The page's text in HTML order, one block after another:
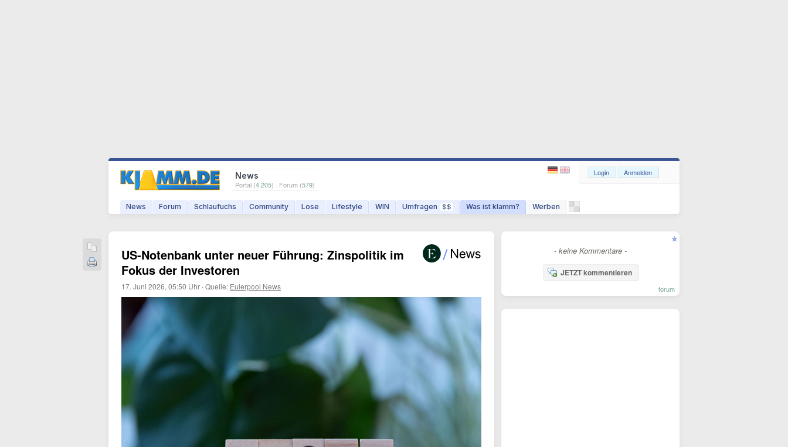
News
Portal (4.205) · Forum (579)
News Forum Schlaufuchs Community Lose Lifestyle WIN Umfragen $$ Was ist klamm? Werben
Login Anmelden
US-Notenbank unter neuer Führung: Zinspolitik im
Fokus der Investoren
17. Juni 2026, 05:50 Uhr ·Quelle: Eulerpool News
- keine Kommentare -
JETZT kommentieren
forum